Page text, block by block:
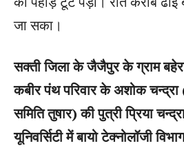
जा सका।
सक्ती जिला के जैजैपुर के ग्राम
कबीर पंथ परिवार के अशोक
समिति तुषार) की पुत्री प्रिया
यूनिवर्सिटी में बायो टेक्नोलॉजी